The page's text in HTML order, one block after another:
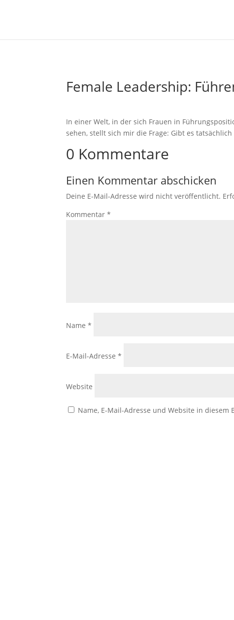
Female Leadership:
In einer Welt, in der sich Frauen in
sehen, stellt sich mir die Frage: Gibt es tatsächlich
0 Kommentare
Einen Kommentar abschicken
Deine E-Mail-Adresse wird nicht veröffentlicht.
Kommentar*
Name*
E-Mail-Adresse*
Website
Name, E-Mail-Adresse und Website in